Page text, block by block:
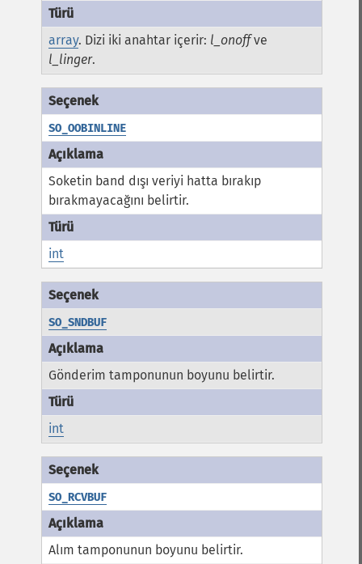
array. Dizi iki anahtar içerir: l_onoffve
l_linger.
SO_OOBINLINE
Soketin band dışı veriyi hatta bırakıp
bırakmayacağını belirtir.
int
SO_SNDBUF
Gönderim tamponunun boyunu belirtir.
int
SO_RCVBUF
Alım tamponunun boyunu belirtir.